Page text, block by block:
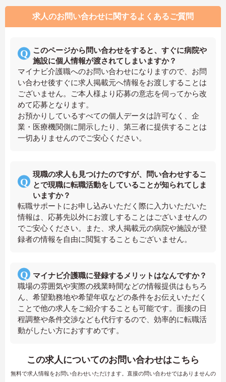
求人のお問い合わせに関するよくあるご質問
このページから問い合わせをすると、すぐに病院や
施設に個人情報が渡されてしまいますか？
マイナビ介護職へのお問い合わせになりますので、お問
い合わせ後すぐに求人掲載元へ情報をお渡しすることは
ございません。ご本人様より応募の意志を伺ってから改
めて応募となります。
お預かりしているすべての個人データは許可なく、企
業・医療機関側に開示したり、第三者に提供することは
一切ありませんのでご安心ください。
現職の求人も見つけたのですが、問い合わせするこ
とで現職に転職活動をしていることが知られてしま
いますか？
転職サポートにお申し込みいただく際に入力いただいた
情報は、応募先以外にお渡しすることはございませんの
でご安心ください。また、求人掲載元の病院や施設が登
録者の情報を自由に閲覧することもございません。
マイナビ介護職に登録するメリットはなんですか？
職場の雰囲気や実際の残業時間などの情報提供はもちろ
ん、希望勤務地や希望年収などの条件をお伝えいただく
ことで他の求人をご紹介することも可能です。面接の日
程調整や条件交渉なども代行するので、効率的に転職活
動がしたい方におすすめです。
この求人についてのお問い合わせはこちら
無料で求人情報をお問い合わせいただけます。直接の問い合わせではありませんの